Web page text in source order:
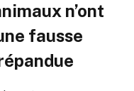
n’ont
fausse